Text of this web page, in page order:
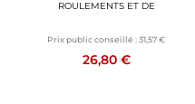
ROULEMENTS ET DE
Prix public conseillé :31,57 €
26,80 €